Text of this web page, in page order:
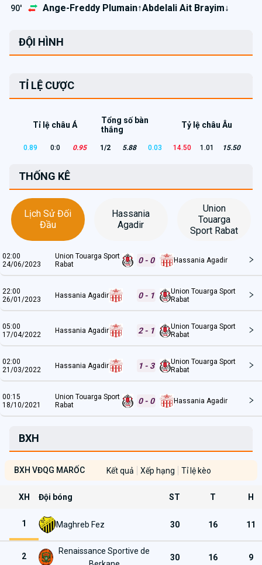
90' Ange-Freddy Plumain↑Abdelali Ait Brayim↓
ĐỘI HÌNH
TỈ LỆ CƯỢC
Tỉ lệ châu Á
Tổng số bàn
thắng
Tỷ lệ châu Âu
0.89 0:0 0.95 1/2 5.88 0.03 14.50 1.01 15.50
THỐNG KÊ
Lịch Sử Đối
Đầu
Hassania
Agadir
Union
Touarga
Sport Rabat
02:00
24/06/2023
Union Touarga Sport
Rabat
0 - 0 Hassania Agadir
22:00
26/01/2023
Hassania Agadir 0 - 1
Union Touarga Sport
Rabat
05:00
17/04/2022
Hassania Agadir 2 - 1
Union Touarga Sport
Rabat
02:00
21/03/2022
Hassania Agadir 1 - 3
Union Touarga Sport
Rabat
00:15
18/10/2021
Union Touarga Sport
Rabat
0 - 0 Hassania Agadir
BXH
BXH VĐQG MARỐC Kết quả Xếp hạng Tỉ lệ kèo
XH Đội bóng ST T H
1 Maghreb Fez 30 16 11
2
Renaissance Sportive de
30 16 9